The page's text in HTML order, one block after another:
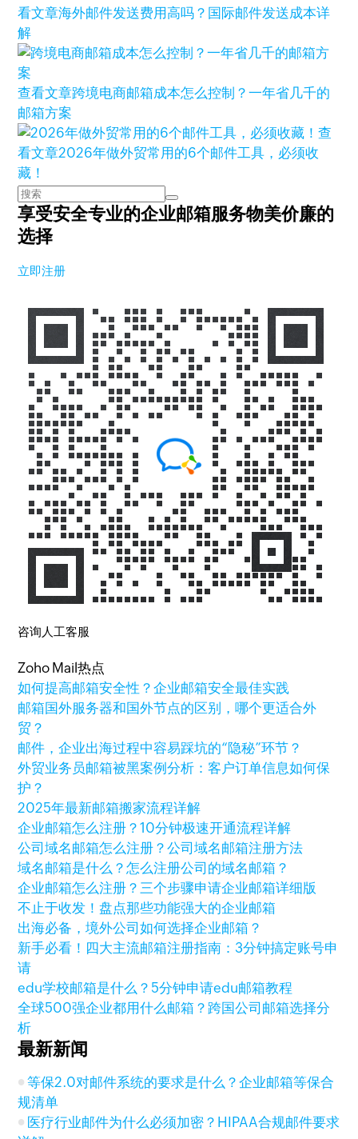
看文章海外邮件发送费用高吗？国际邮件发送成本详
解
查看文章跨境电商邮箱成本怎么控制？一年省几千的
邮箱方案
查
看文章2026年做外贸常用的6个邮件工具，必须收
藏！
享受安全专业的企业邮箱服务物美价廉的
选择
立即注册
咨询人工客服
Zoho Mail热点
如何提高邮箱安全性？企业邮箱安全最佳实践
邮箱国外服务器和国外节点的区别，哪个更适合外
贸？
邮件，企业出海过程中容易踩坑的“隐秘”环节？
外贸业务员邮箱被黑案例分析：客户订单信息如何保
护？
2025年最新邮箱搬家流程详解
企业邮箱怎么注册？10分钟极速开通流程详解
公司域名邮箱怎么注册？公司域名邮箱注册方法
域名邮箱是什么？怎么注册公司的域名邮箱？
企业邮箱怎么注册？三个步骤申请企业邮箱详细版
不止于收发！盘点那些功能强大的企业邮箱
出海必备，境外公司如何选择企业邮箱？
新手必看！四大主流邮箱注册指南：3分钟搞定账号申
请
edu学校邮箱是什么？5分钟申请edu邮箱教程
全球500强企业都用什么邮箱？跨国公司邮箱选择分
析
最新新闻
等保2.0对邮件系统的要求是什么？企业邮箱等保合
规清单
医疗行业邮件为什么必须加密？HIPAA合规邮件要求